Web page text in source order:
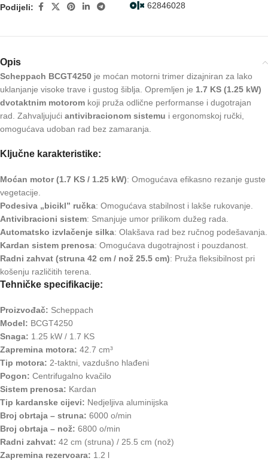
62846028
Podijeli:
Opis
Scheppach BCGT4250 je moćan motorni trimer dizajniran za lako
uklanjanje visoke trave i gustog šiblja. Opremljen je 1.7 KS (1.25 kW)
dvotaktnim motorom koji pruža odlične performanse i dugotrajan
rad. Zahvaljujući antivibracionom sistemu i ergonomskoj ručki,
omogućava udoban rad bez zamaranja.
Ključne karakteristike:
Moćan motor (1.7 KS / 1.25 kW): Omogućava efikasno rezanje guste
vegetacije.
Podesiva „bicikl” ručka: Omogućava stabilnost i lakše rukovanje.
Antivibracioni sistem: Smanjuje umor prilikom dužeg rada.
Automatsko izvlačenje silka: Olakšava rad bez ručnog podešavanja.
Kardan sistem prenosa: Omogućava dugotrajnost i pouzdanost.
Radni zahvat (struna 42 cm / nož 25.5 cm): Pruža fleksibilnost pri
košenju različitih terena.
Tehničke specifikacije:
Proizvođač: Scheppach
Model: BCGT4250
Snaga: 1.25 kW / 1.7 KS
Zapremina motora: 42.7 cm³
Tip motora: 2-taktni, vazdušno hlađeni
Pogon: Centrifugalno kvačilo
Sistem prenosa: Kardan
Tip kardanske cijevi: Nedjeljiva aluminijska
Broj obrtaja – struna: 6000 o/min
Broj obrtaja – nož: 6800 o/min
Radni zahvat: 42 cm (struna) / 25.5 cm (nož)
Zapremina rezervoara: 1.2 l